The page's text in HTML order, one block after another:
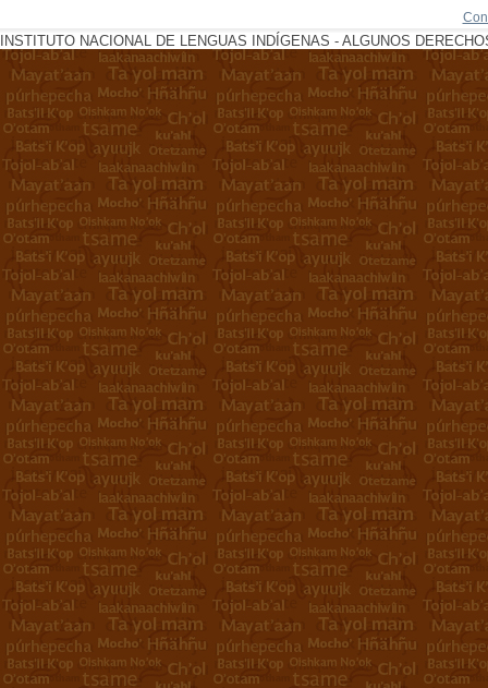
INSTITUTO NACIONAL DE LENGUAS INDÍGENAS - ALGUNOS